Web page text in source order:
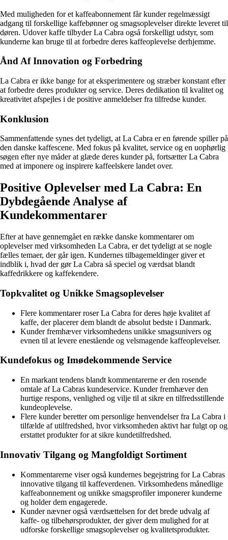
Med muligheden for et kaffeabonnement får kunder regelmæssigt
adgang til forskellige kaffebønner og smagsoplevelser direkte leveret til
døren. Udover kaffe tilbyder La Cabra også forskelligt udstyr, som
kunderne kan bruge til at forbedre deres kaffeoplevelse derhjemme.
Ånd Af Innovation og Forbedring
La Cabra er ikke bange for at eksperimentere og stræber konstant efter
at forbedre deres produkter og service. Deres dedikation til kvalitet og
kreativitet afspejles i de positive anmeldelser fra tilfredse kunder.
Konklusion
Sammenfattende synes det tydeligt, at La Cabra er en førende spiller på
den danske kaffescene. Med fokus på kvalitet, service og en uophørlig
søgen efter nye måder at glæde deres kunder på, fortsætter La Cabra
med at imponere og inspirere kaffeelskere landet over.
Positive Oplevelser med La Cabra: En
Dybdegående Analyse af
Kundekommentarer
Efter at have gennemgået en række danske kommentarer om
oplevelser med virksomheden La Cabra, er det tydeligt at se nogle
fælles temaer, der går igen. Kundernes tilbagemeldinger giver et
indblik i, hvad der gør La Cabra så speciel og værdsat blandt
kaffedrikkere og kaffekendere.
Topkvalitet og Unikke Smagsoplevelser
Flere kommentarer roser La Cabra for deres høje kvalitet af
kaffe, der placerer dem blandt de absolut bedste i Danmark.
Kunder fremhæver virksomhedens unikke smagsunivers og
evnen til at levere enestående og velsmagende kaffeoplevelser.
Kundefokus og Imødekommende Service
En markant tendens blandt kommentarerne er den rosende
omtale af La Cabras kundeservice. Kunder fremhæver den
hurtige respons, venlighed og vilje til at sikre en tilfredsstillende
kundeoplevelse.
Flere kunder beretter om personlige henvendelser fra La Cabra i
tilfælde af utilfredshed, hvor virksomheden aktivt har fulgt op og
erstattet produkter for at sikre kundetilfredshed.
Innovativ Tilgang og Mangfoldigt Sortiment
Kommentarerne viser også kundernes begejstring for La Cabras
innovative tilgang til kaffeverdenen. Virksomhedens månedlige
kaffeabonnement og unikke smagsprofiler imponerer kunderne
og holder dem engagerede.
Kunder nævner også værdsættelsen for det brede udvalg af
kaffe- og tilbehørsprodukter, der giver dem mulighed for at
udforske forskellige smagsoplevelser og kvalitetsprodukter.